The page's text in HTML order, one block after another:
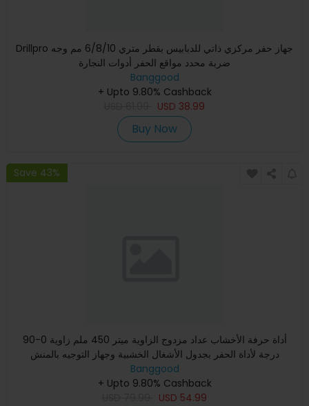
Drillpro جهاز حفر مركزي ذاتي للدبابيس بقطر متري 6/8/10 مم وجه
ضربة محدد مواقع الحفر أدوات النجارة
Banggood
+ Upto 9.80% Cashback
USD 38.99
Buy Now
Save 43%
أداة حرفة الأخشاب عداد مزدوج الزاوية ميتر 450 ملم زاوية 0-90
درجة لأداة الحفر بجدول الأشغال الخشبية وجهاز التوجيه بالمنش
Banggood
+ Upto 9.80% Cashback
USD 54.99